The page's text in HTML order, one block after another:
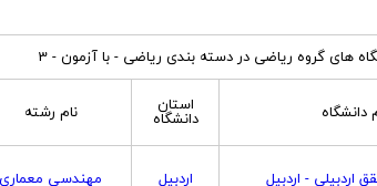
های گروه ریاضی در دسته بندی ریاضی - با آزمون - 3
دانشگاه استان
دانشگاه نام رشته
اردبیلی - اردبیل اردبیل مهندسی معماری